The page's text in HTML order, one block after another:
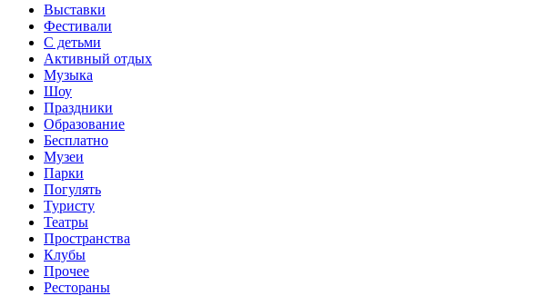
Выставки
Фестивали
С детьми
Активный отдых
Музыка
Шоу
Праздники
Образование
Бесплатно
Музеи
Парки
Погулять
Туристу
Театры
Пространства
Клубы
Прочее
Рестораны